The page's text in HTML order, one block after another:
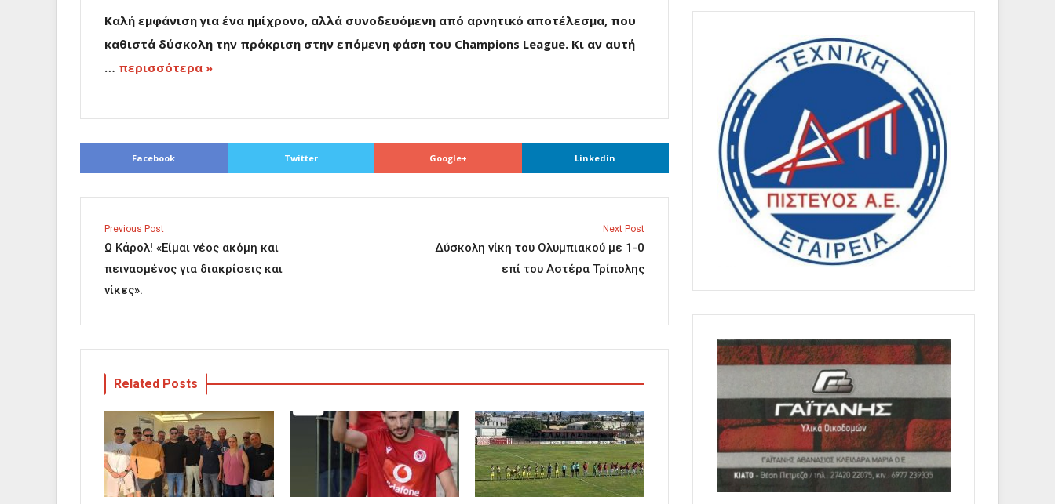
Καλή εμφάνιση για ένα ημίχρονο, αλλά συνοδευόμενη από αρνητικό αποτέλεσμα, που
καθιστά δύσκολη την πρόκριση στην επόμενη φάση του Champions League. Κι αν αυτή
… περισσότερα »
Facebook Twitter Google+ Linkedin
Previous Post
Ω Κάρολ! «Είμαι νέος ακόμη και
πεινασμένος για διακρίσεις και
νίκες».
Next Post
Δύσκολη νίκη του Ολυμπιακού με 1-0
επί του Αστέρα Τρίπολης
Related Posts